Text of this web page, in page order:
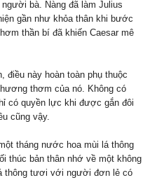
bà. Nàng đã làm Julius
gần như khỏa thân khi bước
thần bí đã khiến Caesar mê
điều này hoàn toàn phụ thuộc
thơm của nó. Không có
có quyền lực khi được gắn đôi
cũng vậy.
tháng nước hoa mùi lá thông
thúc bản thân nhớ về một không
thông tươi với người đơn lẻ có